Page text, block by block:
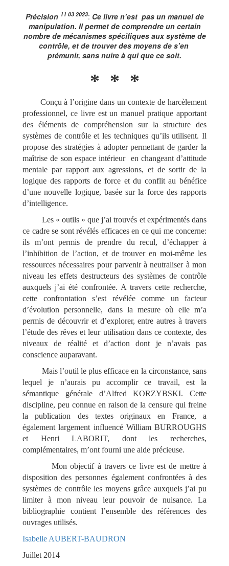
Précision 11 03 2023: Ce livre n’est pas un manuel de
manipulation. Il permet de comprendre un certain
nombre de mécanismes spécifiques aux système de
contrôle, et de trouver des moyens de s’en
prémunir, sans nuire à qui que ce soit.
* * *
Conçu à l’origine dans un contexte de harcèlement
professionnel, ce livre est un manuel pratique apportant
des éléments de compréhension sur la structure des
systèmes de contrôle et les techniques qu’ils utilisent. Il
propose des stratégies à adopter permettant de garder la
maîtrise de son espace intérieur en changeant d’attitude
mentale par rapport aux agressions, et de sortir de la
logique des rapports de force et du conflit au bénéfice
d’une nouvelle logique, basée sur la force des rapports
d’intelligence.
Les « outils » que j’ai trouvés et expérimentés dans
ce cadre se sont révélés efficaces en ce qui me concerne:
ils m’ont permis de prendre du recul, d’échapper à
l’inhibition de l’action, et de trouver en moi-même les
ressources nécessaires pour parvenir à neutraliser à mon
niveau les effets destructeurs des systèmes de contrôle
auxquels j’ai été confrontée. A travers cette recherche,
cette confrontation s’est révélée comme un facteur
d’évolution personnelle, dans la mesure où elle m’a
permis de découvrir et d’explorer, entre autres à travers
l’étude des rêves et leur utilisation dans ce contexte, des
niveaux de réalité et d’action dont je n’avais pas
conscience auparavant.
Mais l’outil le plus efficace en la circonstance, sans
lequel je n’aurais pu accomplir ce travail, est la
sémantique générale d’Alfred KORZYBSKI. Cette
discipline, peu connue en raison de la censure qui freine
la publication des textes originaux en France, a
également largement influencé William BURROUGHS
et Henri LABORIT, dont les recherches,
complémentaires, m’ont fourni une aide précieuse.
Mon objectif à travers ce livre est de mettre à
disposition des personnes également confrontées à des
systèmes de contrôle les moyens grâce auxquels j’ai pu
limiter à mon niveau leur pouvoir de nuisance. La
bibliographie contient l’ensemble des références des
ouvrages utilisés.
Isabelle AUBERT-BAUDRON
Juillet 2014